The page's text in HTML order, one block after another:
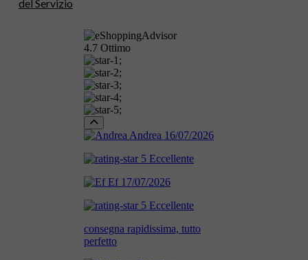
del Servizio